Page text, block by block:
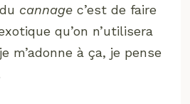
cannage c’est de faire
qu’on n’utilisera
m’adonne à ça, je pense